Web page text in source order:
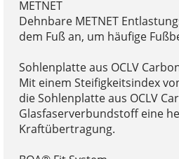
METNET
Dehnbare METNET
dem Fuß an, um häufige
Sohlenplatte aus OCLV
Mit einem Steifigkeitsindex
die Sohlenplatte aus OCLV
Glasfaserverbundstoff eine
Kraftübertragung.